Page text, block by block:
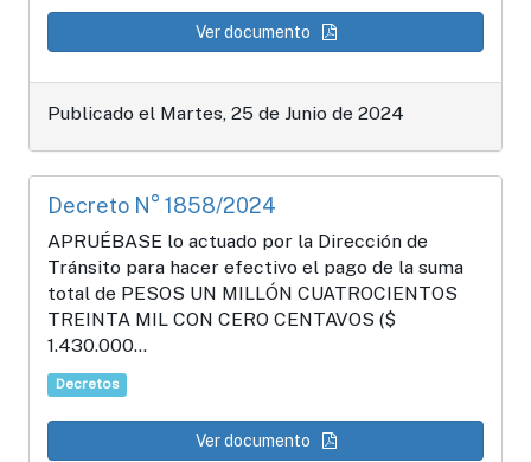
Ver documento
Publicado el Martes, 25 de Junio de 2024
Decreto N° 1858/2024
APRUÉBASE lo actuado por la Dirección de
Tránsito para hacer efectivo el pago de la suma
total de PESOS UN MILLÓN CUATROCIENTOS
TREINTA MIL CON CERO CENTAVOS ($
1.430.000...
Decretos
Ver documento